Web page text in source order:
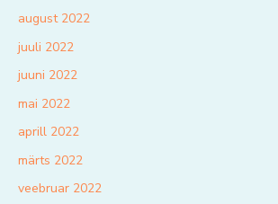
august 2022
juuli 2022
juuni 2022
mai 2022
aprill 2022
märts 2022
veebruar 2022